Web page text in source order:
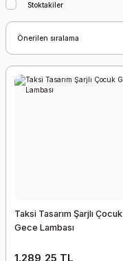
Stoktakiler
Taksi Tasarım Şarjlı Çocuk
Gece Lambası
1.289,25 TL